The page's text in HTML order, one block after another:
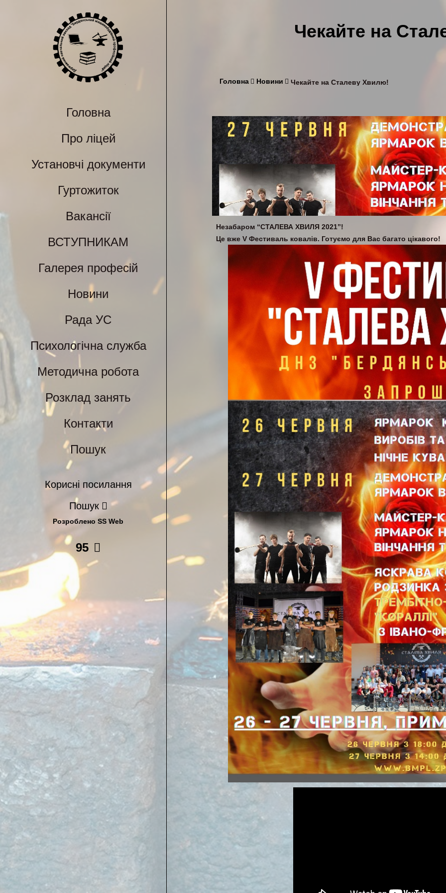
Головна
Про ліцей
Установчі документи
Гуртожиток
Вакансії
ВСТУПНИКАМ
Галерея професій
Новини
Рада УС
Психологічна служба
Методична робота
Розклад занять
Контакти
Пошук
Корисні посилання
Пошук
Розроблено SS Web
95
Чекайте на
Головна Новини Чекайте на Сталеву Хвилю!
Незабаром “СТАЛЕВА ХВИЛЯ 2021”!
Це вже V Фестиваль ковалів. Готуємо для Вас багато цікавого!